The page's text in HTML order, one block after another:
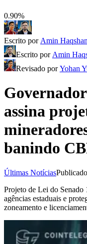
0.90%
Escrito por Amin
Escrito por Amin
Revisado porYohan
assina
banindo
Últimas NotíciasPublicado
Projeto de Lei do Senado
agências estaduais e
zoneamento e